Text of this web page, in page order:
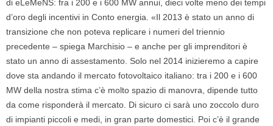
di eLeMeNS: fra i 200 e i 600 MW annui, dieci volte meno dei tempi
d’oro degli incentivi in Conto energia. «Il 2013 è stato un anno di
transizione che non poteva replicare i numeri del triennio
precedente – spiega Marchisio – e anche per gli imprenditori è
stato un anno di assestamento. Solo nel 2014 inizieremo a capire
dove sta andando il mercato fotovoltaico italiano: tra i 200 e i 600
MW della nostra stima c’è molto spazio di manovra, dipende tutto
da come risponderà il mercato. Di sicuro ci sarà uno zoccolo duro
di impianti piccoli e medi, in gran parte domestici. Poi c’è il grande